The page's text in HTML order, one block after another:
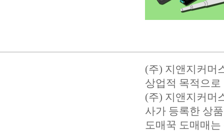
(주) 지앤지커머
상업적 목적으
(주) 지앤지커머
사가 등록한 상
도매꾹 도매매